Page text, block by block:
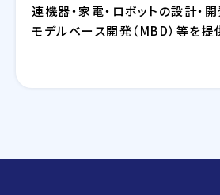
連機器・家電・ロボットの設計・
モデルベース開発（MBD）等を提
中心とした幅広い業界に対して
ンフラ設計・評価検証業務等を提